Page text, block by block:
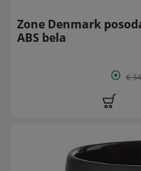
Zone Denmark
ABS bela
€